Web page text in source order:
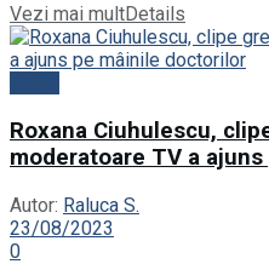
Vezi mai multDetails
Roxana Ciuhulescu,
moderatoare TV a
Autor: Raluca S.
23/08/2023
0